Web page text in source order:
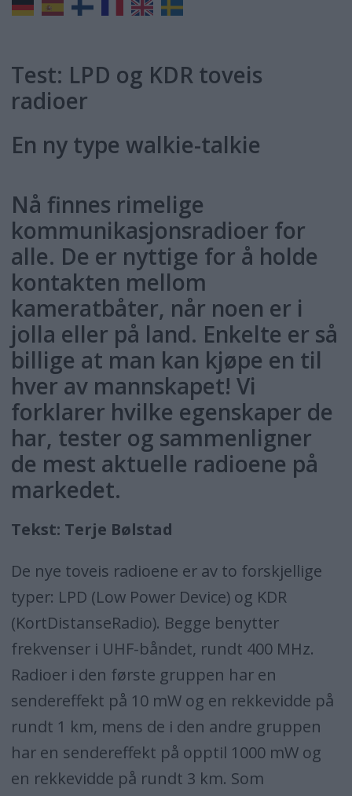
Test: LPD og KDR toveis
radioer
En ny type walkie-talkie
Nå finnes rimelige
kommunikasjonsradioer for
alle. De er nyttige for å holde
kontakten mellom
kameratbåter, når noen er i
jolla eller på land. Enkelte er så
billige at man kan kjøpe en til
hver av mannskapet! Vi
forklarer hvilke egenskaper de
har, tester og sammenligner
de mest aktuelle radioene på
markedet.
Tekst: Terje Bølstad
De nye toveis radioene er av to forskjellige
typer: LPD (Low Power Device) og KDR
(KortDistanseRadio). Begge benytter
frekvenser i UHF-båndet, rundt 400 MHz.
Radioer i den første gruppen har en
sendereffekt på 10 mW og en rekkevidde på
rundt 1 km, mens de i den andre gruppen
har en sendereffekt på opptil 1000 mW og
en rekkevidde på rundt 3 km. Som